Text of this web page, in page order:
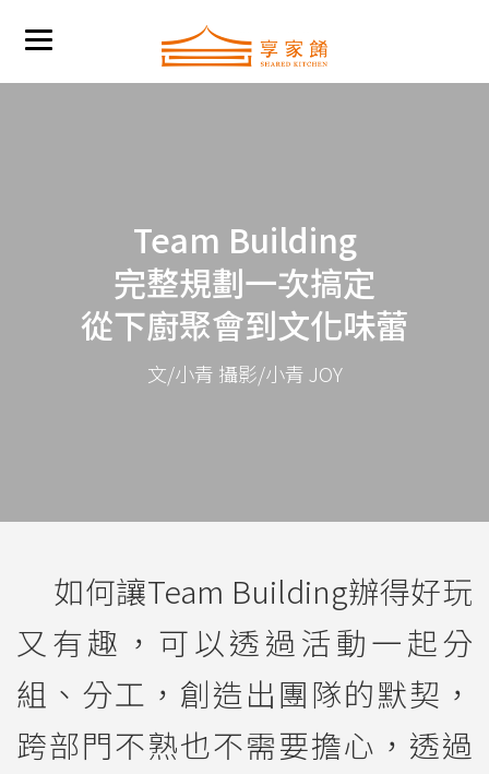
Team Building
完整規劃一次搞定
從下廚聚會到文化味蕾
文/小青 攝影/小青 JOY
如何讓Team Building辦得好玩
又有趣，可以透過活動一起分
組、分工，創造出團隊的默契，
跨部門不熟也不需要擔心，透過